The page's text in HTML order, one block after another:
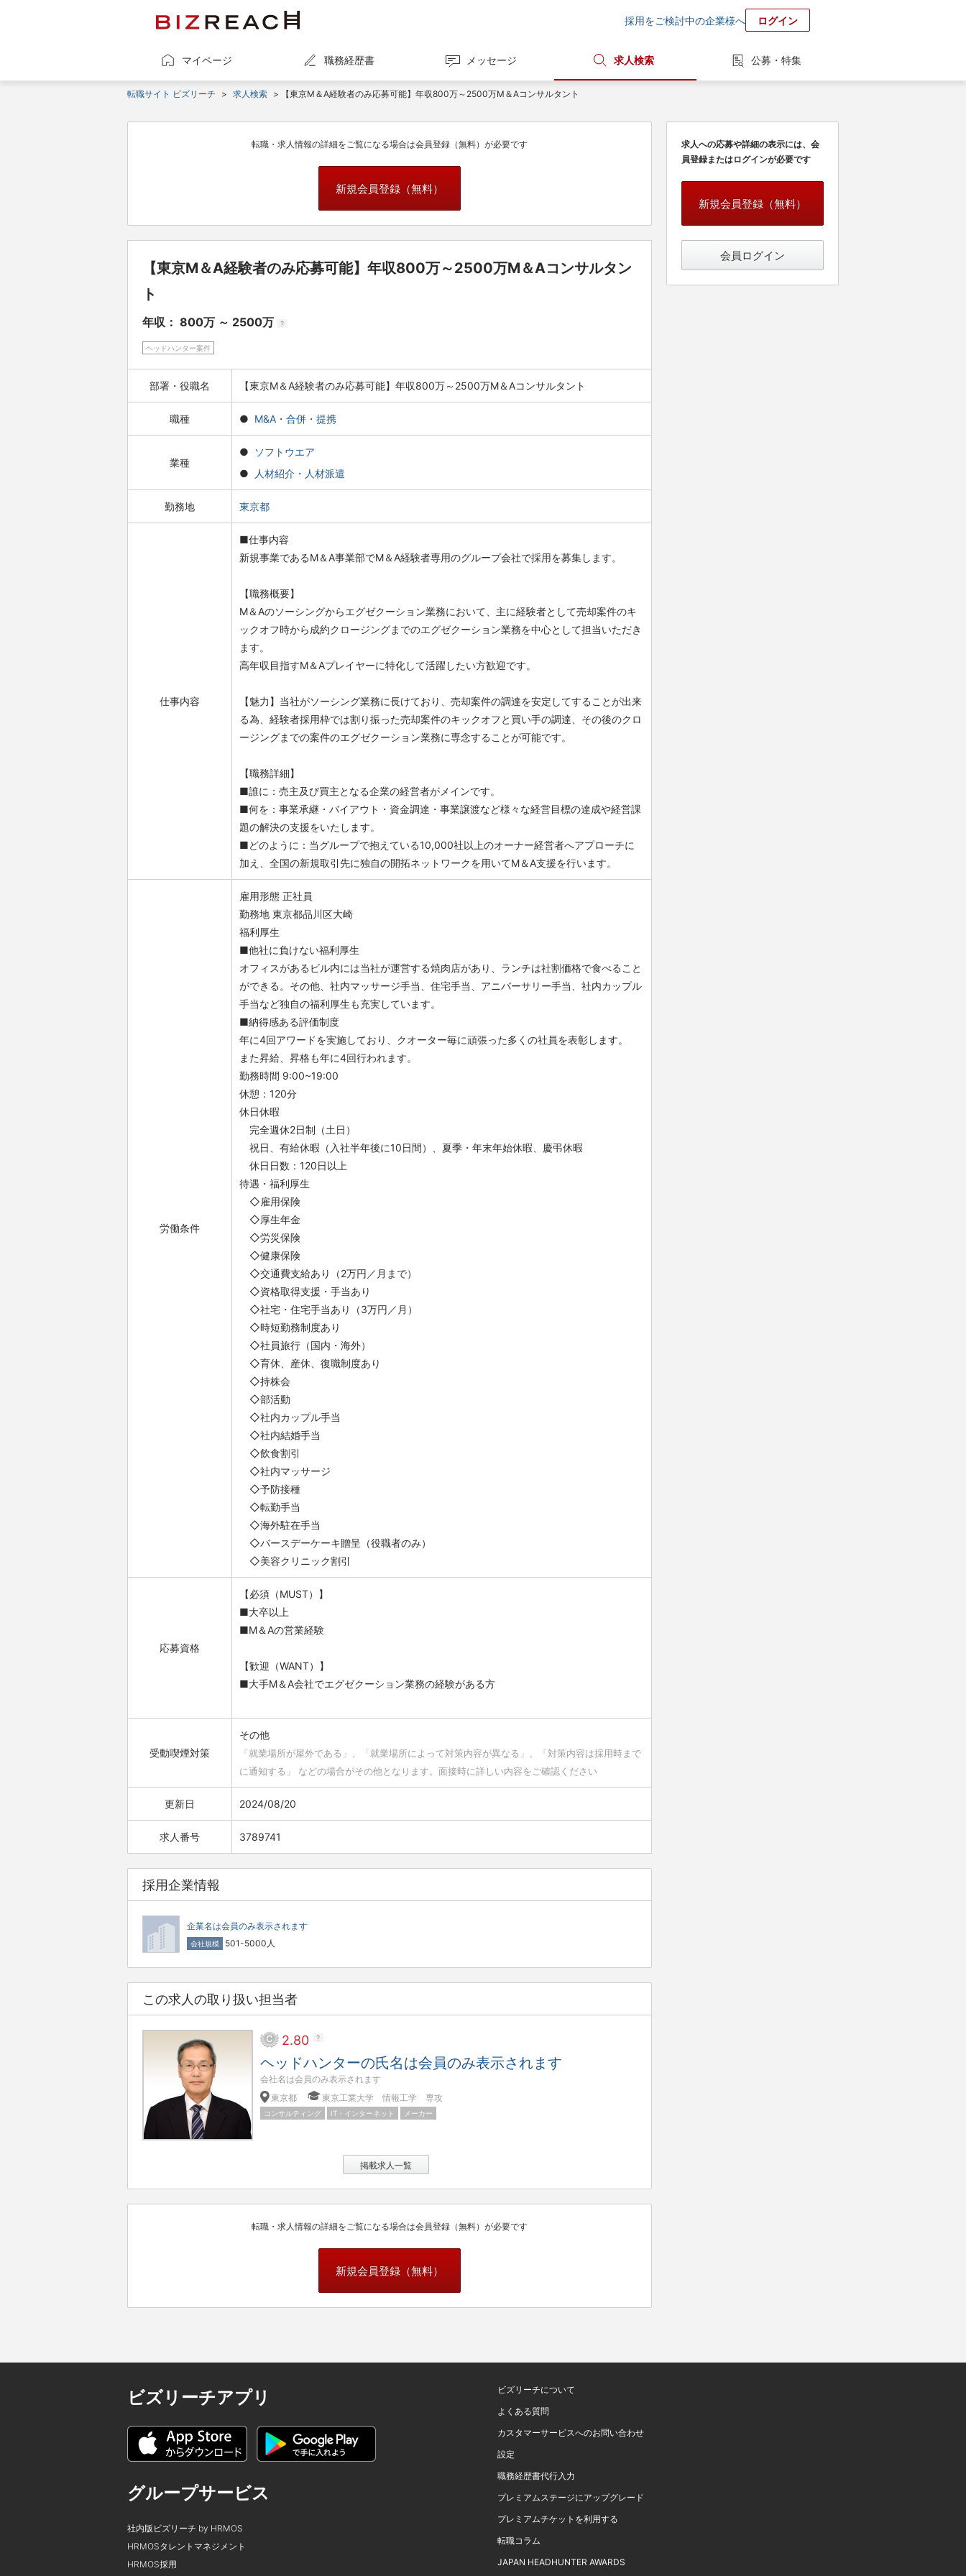
採用をご検討中の企業様へ ログイン
マイページ 職務経歴書 メッセージ 求人検索 公募・特集
転職サイト ビズリーチ > 求人検索 > 【東京M＆A経験者のみ応募可能】年収800万～2500万M＆Aコンサルタント
転職・求人情報の詳細をご覧になる場合は会員登録（無料）が必要です
新規会員登録（無料）
【東京M＆A経験者のみ応募可能】年収800万～2500万M＆Aコンサルタン
ト
年収： 800万 ～ 2500万 ?
ヘッドハンター案件
部署・役職名 【東京M＆A経験者のみ応募可能】年収800万～2500万M＆Aコンサルタント
職種 M&A・合併・提携
業種
ソフトウエア
人材紹介・人材派遣
勤務地 東京都
仕事内容
■仕事内容
新規事業であるM＆A事業部でM＆A経験者専用のグループ会社で採用を募集します。
【職務概要】
M＆Aのソーシングからエグゼクーション業務において、主に経験者として売却案件のキ
ックオフ時から成約クロージングまでのエグゼクーション業務を中心として担当いただき
ます。
高年収目指すM＆Aプレイヤーに特化して活躍したい方歓迎です。
【魅力】当社がソーシング業務に長けており、売却案件の調達を安定してすることが出来
る為、経験者採用枠では割り振った売却案件のキックオフと買い手の調達、その後のクロ
ージングまでの案件のエグゼクーション業務に専念することが可能です。
【職務詳細】
■誰に：売主及び買主となる企業の経営者がメインです。
■何を：事業承継・バイアウト・資金調達・事業譲渡など様々な経営目標の達成や経営課
題の解決の支援をいたします。
■どのように：当グループで抱えている10,000社以上のオーナー経営者へアプローチに
加え、全国の新規取引先に独自の開拓ネットワークを用いてM＆A支援を行います。
労働条件
雇用形態 正社員
勤務地 東京都品川区大崎
福利厚生
■他社に負けない福利厚生
オフィスがあるビル内には当社が運営する焼肉店があり、ランチは社割価格で食べること
ができる。その他、社内マッサージ手当、住宅手当、アニバーサリー手当、社内カップル
手当など独自の福利厚生も充実しています。
■納得感ある評価制度
年に4回アワードを実施しており、クオーター毎に頑張った多くの社員を表彰します。
また昇給、昇格も年に4回行われます。
勤務時間 9:00~19:00
休憩：120分
休日休暇
完全週休2日制（土日）
祝日、有給休暇（入社半年後に10日間）、夏季・年末年始休暇、慶弔休暇
休日日数：120日以上
待遇・福利厚生
◇雇用保険
◇厚生年金
◇労災保険
◇健康保険
◇交通費支給あり（2万円／月まで）
◇資格取得支援・手当あり
◇社宅・住宅手当あり（3万円／月）
◇時短勤務制度あり
◇社員旅行（国内・海外）
◇育休、産休、復職制度あり
◇持株会
◇部活動
◇社内カップル手当
◇社内結婚手当
◇飲食割引
◇社内マッサージ
◇予防接種
◇転勤手当
◇海外駐在手当
◇バースデーケーキ贈呈（役職者のみ）
◇美容クリニック割引
応募資格
【必須（MUST）】
■大卒以上
■M＆Aの営業経験
【歓迎（WANT）】
■大手M＆A会社でエグゼクーション業務の経験がある方
受動喫煙対策
その他
「就業場所が屋外である」、「就業場所によって対策内容が異なる」、「対策内容は採用時まで
に通知する」 などの場合がその他となります。面接時に詳しい内容をご確認ください
更新日 2024/08/20
求人番号 3789741
採用企業情報
企業名は会員のみ表示されます
会社規模 501-5000人
この求人の取り扱い担当者
2.80 ?
ヘッドハンターの氏名は会員のみ表示されます
会社名は会員のみ表示されます
東京都
東京工業大学 情報工学 専攻
コンサルティング IT・インターネット メーカー
掲載求人一覧
転職・求人情報の詳細をご覧になる場合は会員登録（無料）が必要です
新規会員登録（無料）
求人への応募や詳細の表示には、会
員登録またはログインが必要です
新規会員登録（無料）
会員ログイン
ビズリーチアプリ
グループサービス
社内版ビズリーチ by HRMOS
HRMOSタレントマネジメント
HRMOS採用
ビズリーチについて
よくある質問
カスタマーサービスへのお問い合わせ
設定
職務経歴書代行入力
プレミアムステージにアップグレード
プレミアムチケットを利用する
転職コラム
JAPAN HEADHUNTER AWARDS